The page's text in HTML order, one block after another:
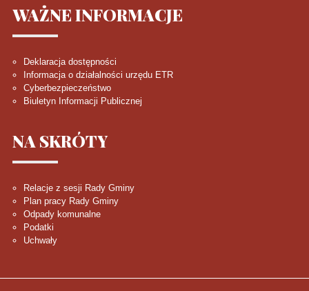
WAŻNEINFORMACJE
Deklaracja dostępności
Informacja o działalności urzędu ETR
Cyberbezpieczeństwo
Biuletyn Informacji Publicznej
NA SKRÓTY
Relacje z sesji Rady Gminy
Plan pracy Rady Gminy
Odpady komunalne
Podatki
Uchwały